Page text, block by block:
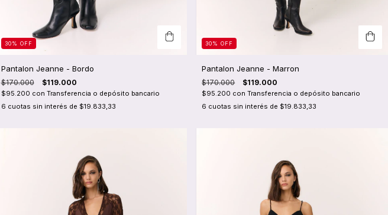
30% OFF
Pantalon Jeanne - Bordo
$170.000 $119.000
$95.200 con Transferencia o depósito bancario
6 cuotas sin interés de $19.833,33
30%OFF
Pantalon Jeanne - Marron
$170.000 $119.000
$95.200 con Transferencia o depósito bancario
6 cuotas sin interés de $19.833,33